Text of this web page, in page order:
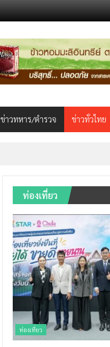
ข่าวทหาร/ตำรวจ ข่าวทั่วไทย
ท่องเที่ยว
ท่องเที่ยว